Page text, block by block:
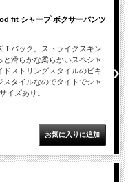
fit シャープ ボクサーパンツ
Ｔバック。ストライクスキン
と滑らかな柔らかいスペシャ
ドストリングスタイルのビキ
スタイルなのでタイトでシャ
イズあり。